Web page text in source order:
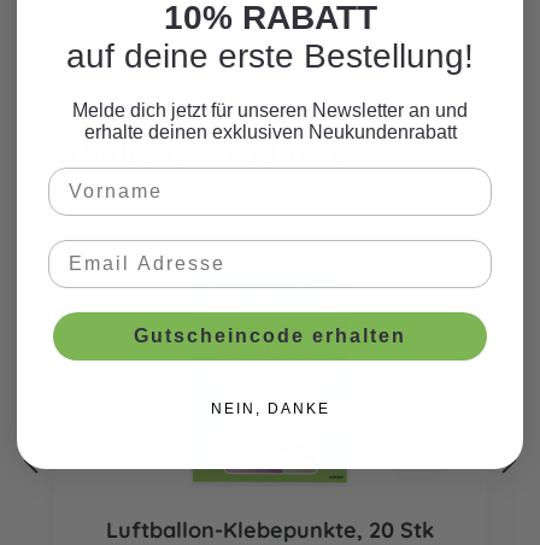
Produktgalerie überspringen
Ähnliche Produkte
Luftballon-Klebepunkte, 20 Stk
10% RABATT
auf deine erste Bestellung!
Melde dich jetzt für unseren Newsletter an und
erhalte deinen exklusiven Neukundenrabatt
Gutscheincode erhalten
NEIN, DANKE